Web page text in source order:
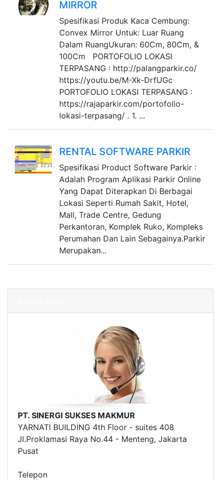
MIRROR
Spesifikasi Produk Kaca Cembung:
Convex Mirror Untuk: Luar Ruang
Dalam RuangUkuran: 60Cm, 80Cm, &
100Cm PORTOFOLIO LOKASI
TERPASANG : http://palangparkir.co/
https://youtu.be/M-Xk-DrfUGc
PORTOFOLIO LOKASI TERPASANG :
https://rajaparkir.com/portofolio-
lokasi-terpasang/ . 1. ...
RENTAL SOFTWARE PARKIR
Spesifikasi Product Software Parkir :
Adalah Program Aplikasi Parkir Online
Yang Dapat Diterapkan Di Berbagai
Lokasi Seperti Rumah Sakit, Hotel,
Mall, Trade Centre, Gedung
Perkantoran, Komplek Ruko, Kompleks
Perumahan Dan Lain Sebagainya.Parkir
Merupakan...
PT. SINERGI SUKSES MAKMUR
YARNATI BUILDING 4th Floor - suites 408
Jl.Proklamasi Raya No.44 - Menteng, Jakarta
Pusat
Telepon